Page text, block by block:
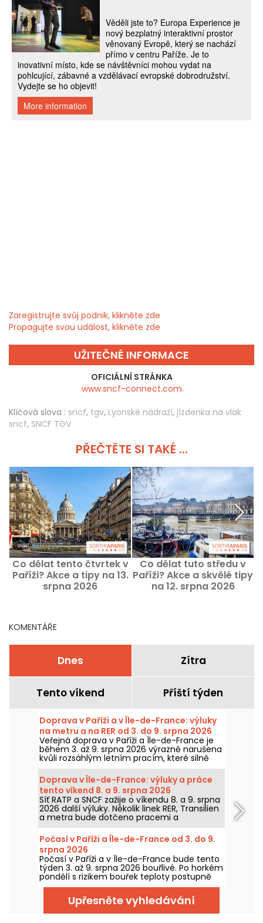
Zaregistrujte svůj podnik, klikněte zde
Propagujte svou událost, klikněte zde
UŽITEČNÉ INFORMACE
OFICIÁLNÍ STRÁNKA
www.sncf-connect.com
Klíčová slova : sncf, tgv, Lyonské nádraží, jízdenka na vlak
sncf, SNCF TGV
PŘEČTĚTE SI TAKÉ ...
Co dělat tento čtvrtek v
Paříži? Akce a tipy na 13.
srpna 2026
Co dělat tuto středu v
Paříži? Akce a skvělé tipy
na 12. srpna 2026
KOMENTÁŘE
Dnes Zítra
Tento víkend Příští týden
Doprava v Paříži a v Île-de-France: výluky
na metru a na RER od 3. do 9. srpna 2026
Veřejná doprava v Paříži a Île-de-France je
během 3. až 9. srpna 2026 výrazně narušena
kvůli rozsáhlým letním pracím, které silně
zasahují některé linky, uvedly RATP a SNCF.
Doprava v Île-de-France: výluky a práce
tento víkend 8. a 9. srpna 2026
Síť RATP a SNCF zažije o víkendu 8. a 9. srpna
2026 další výluky. Několik linek RER, Transilien
a metra bude dotčeno pracemi a
přerušením, prozradíme vám vše, co
potřebujete k tomu, abyste si mohli
naplánovat cestování.
Počasí v Paříži a Île-de-France od 3. do 9.
srpna 2026
Počasí v Paříži a v Île-de-France bude tento
týden 3. až 9. srpna 2026 bouřlivé. Po horkém
pondělí s rizikem bouřek teploty postupně
poklesnou, než se o víkendu vrátí teplejší a
slunečnější počasí.
Upřesněte vyhledávání